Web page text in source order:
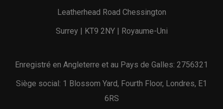
Leatherhead Road Chessington
Surrey | KT9 2NY | Royaume-Uni
Enregistré en Angleterre et au Pays de Galles: 2756321
Siège social: 1 Blossom Yard, Fourth Floor, Londres, E1
6RS